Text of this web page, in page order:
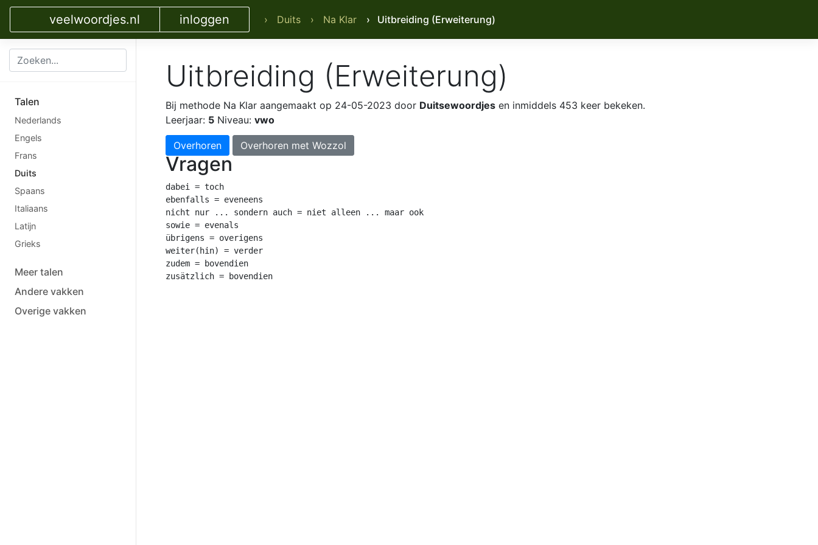
veelwoordjes.nl inloggen › Duits › Na Klar › Uitbreiding (Erweiterung)
Talen
Nederlands
Engels
Frans
Duits
Spaans
Italiaans
Latijn
Grieks
Meer talen
Andere vakken
Overige vakken
Uitbreiding (Erweiterung)
Bij methode Na Klar aangemaakt op 24-05-2023 door Duitsewoordjes en inmiddels 453 keer bekeken.
Leerjaar: 5 Niveau: vwo
Overhoren Overhoren met Wozzol
Vragen
dabei = toch
ebenfalls = eveneens
nicht nur ... sondern auch = niet alleen ... maar ook
sowie = evenals
übrigens = overigens
weiter(hin) = verder
zudem = bovendien